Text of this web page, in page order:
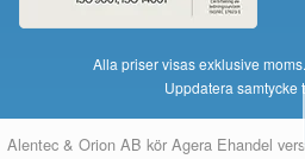
Alla priser visas exklusive moms.
Uppdatera samtycke
Alentec & Orion AB kör Agera Ehandel